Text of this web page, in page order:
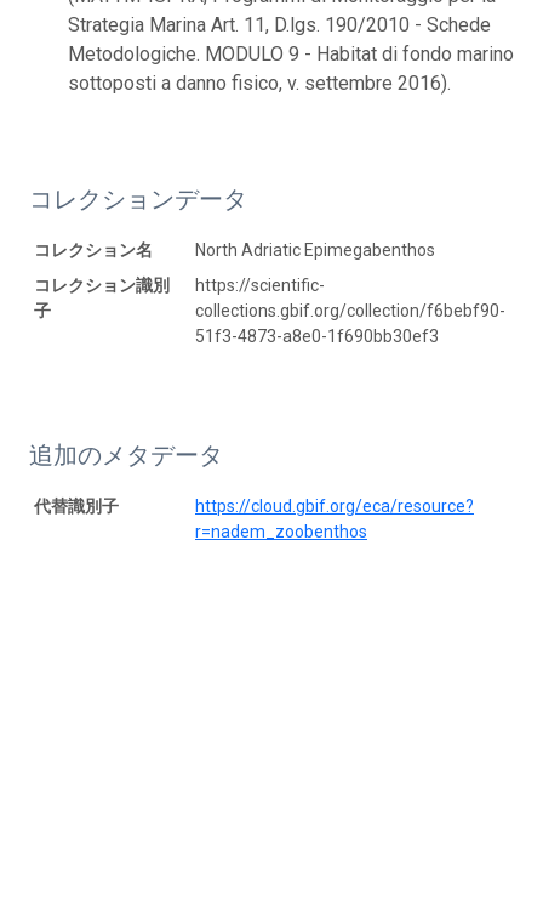
Strategia Marina Art. 11, D.lgs. 190/2010 - Schede
Metodologiche. MODULO 9 - Habitat di fondo marino
sottoposti a danno fisico, v. settembre 2016).
コレクションデータ
コレクション名
North Adriatic Epimegabenthos
コレクション識別
子
https://scientific-
collections.gbif.org/collection/f6bebf90-
51f3-4873-a8e0-1f690bb30ef3
追加のメタデータ
代替識別子
https://cloud.gbif.org/eca/resource?
r=nadem_zoobenthos